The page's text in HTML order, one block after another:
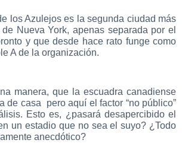
los Azulejos es la segunda ciudad más
Nueva York, apenas separada por el
y que desde hace rato funge como
A de la organización.
manera, que la escuadra canadiense
de casa pero aquí el factor “no público”
Esto es, ¿pasará desapercibido el
un estadio que no sea el suyo? ¿Todo
anecdótico?